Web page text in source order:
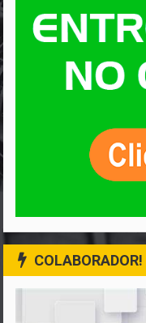
COLABORADOR!